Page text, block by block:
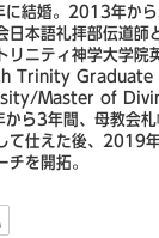
結婚。2013年から
日本語礼拝部伝道師
リニティ神学大学院
Trinity Graduate
Master of
ら3年間、母教会札
て仕えた後、2019
チを開拓。